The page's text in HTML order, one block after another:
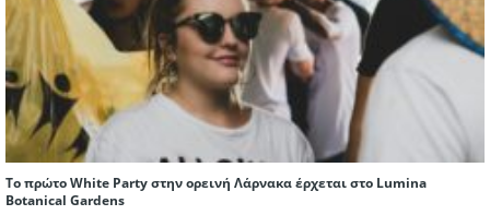
Το πρώτο White Party στην ορεινή Λάρνακα έρχεται στο Lumina
Botanical Gardens